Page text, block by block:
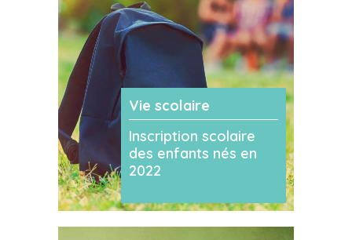
Vie scolaire
Inscription scolaire
des enfants nés en
2022